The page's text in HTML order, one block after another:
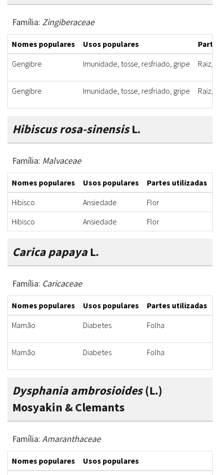
Família: Zingiberaceae
Nomes populares Usos populares
Gengibre
Imunidade, tosse, resfriado, gripe Raiz,
Gengibre Imunidade, tosse, resfriado, gripe Raiz,
Hibiscus rosa-sinensisL.
Família: Malvaceae
Nomes populares Usos populares Partes utilizadas
Hibisco
Ansiedade Flor
Hibisco
Ansiedade Flor
Carica papayaL.
Família: Caricaceae
Nomes populares Usos populares Partes utilizadas
Mamão
Diabetes Folha
Mamão Diabetes Folha
Dysphania ambrosioides(L.)
Mosyakin & Clemants
Família: Amaranthaceae
Nomes populares
Usos populares